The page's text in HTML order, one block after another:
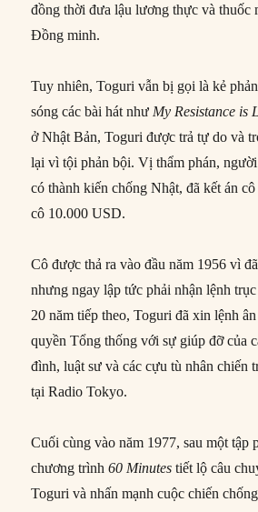
đồng thời đưa lậu lương thực và thuốc
Đồng minh.
Tuy nhiên, Toguri vẫn bị gọi là kẻ
sóng các bài hát nhưMy Resistance is
ở Nhật Bản, Toguri được trả tự do và
lại vì tội phản bội. Vị thẩm phán,
có thành kiến chống Nhật, đã kết án
cô 10.000 USD.
Cô được thả ra vào đầu năm 1956 vì
nhưng ngay lập tức phải nhận lệnh
20 năm tiếp theo, Toguri đã xin lệnh
quyền Tổng thống với sự giúp đỡ của
đình, luật sư và các cựu tù nhân chiến
tại Radio Tokyo.
Cuối cùng vào năm 1977, sau một tập
chương trình60 Minutes tiết lộ câu
Toguri và nhấn mạnh cuộc chiến